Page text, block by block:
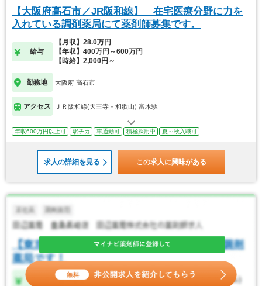
【大阪府高石市／JR阪和線】 在宅医療分野に力を
入れている調剤薬局にて薬剤師募集です。
給与
【月収】28.0万円
【年収】400万円～600万円
【時給】2,000円～
勤務地 大阪府 高石市
アクセス ＪＲ阪和線(天王寺－和歌山) 富木駅
年収600万円以上可 駅チカ 車通勤可 積極採用中 夏～秋入職可
求人の詳細を見る この求人に興味がある